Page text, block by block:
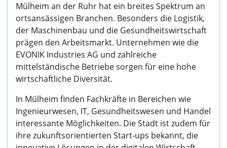
Mülheim an der Ruhr hat ein breites Spektrum an
ortsansässigen Branchen. Besonders die Logistik,
der Maschinenbau und die Gesundheitswirtschaft
prägen den Arbeitsmarkt. Unternehmen wie die
EVONIK Industries AG und zahlreiche
mittelständische Betriebe sorgen für eine hohe
wirtschaftliche Diversität.
In Mülheim finden Fachkräfte in Bereichen wie
Ingenieurwesen, IT, Gesundheitswesen und Handel
interessante Möglichkeiten. Die Stadt ist zudem für
ihre zukunftsorientierten Start-ups bekannt, die